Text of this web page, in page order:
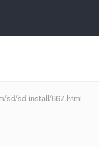
sd/sd-install/667.html